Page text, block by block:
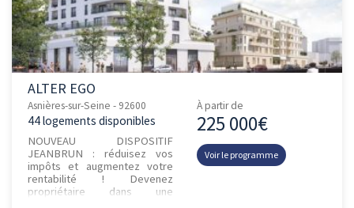
ALTER EGO
Asnières-sur-Seine - 92600
44 logements disponibles
NOUVEAU DISPOSITIF
JEANBRUN : réduisez vos
impôts et augmentez votre
rentabilité ! Devenez
propriétaire dans une
À partir de
225 000€
Voir le programme